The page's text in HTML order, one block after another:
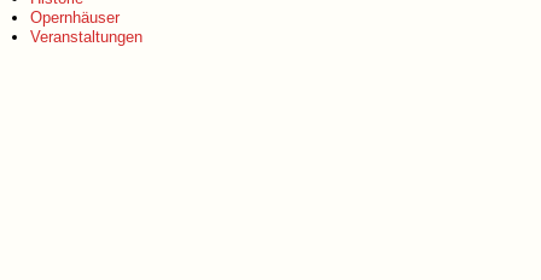
Opernhäuser
Veranstaltungen